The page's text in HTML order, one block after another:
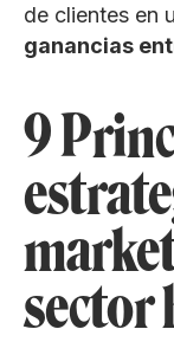
de clientes en
ganancias
9
sector